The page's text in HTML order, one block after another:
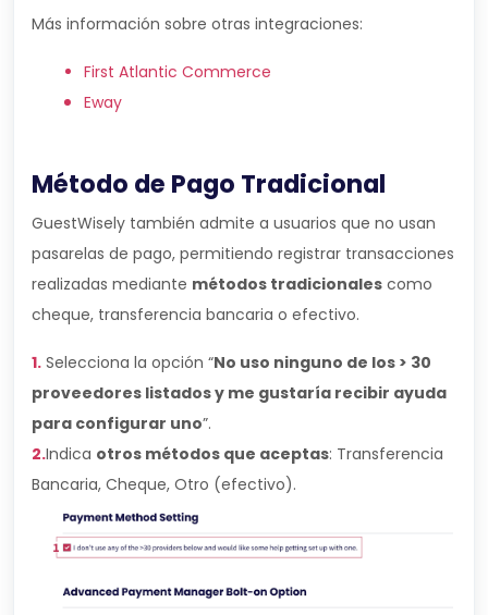
Más información sobre otras integraciones:
First Atlantic Commerce
Eway
Método de Pago Tradicional
GuestWisely también admite a usuarios que no usan
pasarelas de pago, permitiendo registrar transacciones
realizadas mediante métodos tradicionales como
cheque, transferencia bancaria o efectivo.
1. Selecciona la opción “No uso ninguno de los > 30
proveedores listados y me gustaría recibir ayuda
para configurar uno”.
2.Indica otros métodos que aceptas: Transferencia
Bancaria, Cheque, Otro (efectivo).